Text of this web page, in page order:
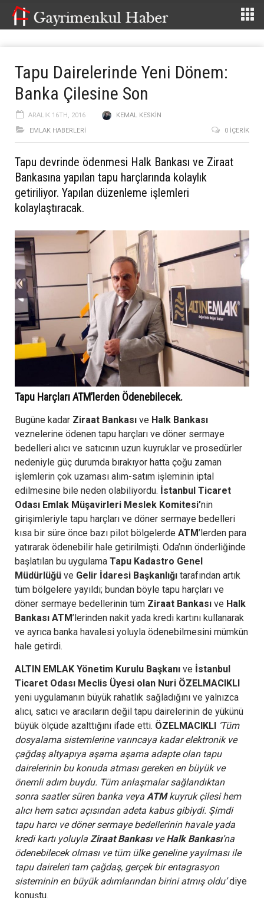
Tapu Dairelerinde Yeni Dönem:
Banka Çilesine Son
ARALIK 16TH, 2016
KEMAL KESKIN
EMLAK HABERLERI
0 İÇERIK
Tapu devrinde ödenmesi Halk Bankası ve Ziraat
Bankasına yapılan tapu harçlarında kolaylık
getiriliyor. Yapılan düzenleme işlemleri
kolaylaştıracak.
Tapu Harçları ATM’lerden Ödenebilecek.
Bugüne kadar Ziraat Bankası ve Halk Bankası
veznelerine ödenen tapu harçları ve döner sermaye
bedelleri alıcı ve satıcının uzun kuyruklar ve prosedürler
nedeniyle güç durumda bırakıyor hatta çoğu zaman
işlemlerin çok uzaması alım-satım işleminin iptal
edilmesine bile neden olabiliyordu. İstanbul Ticaret
Odası Emlak Müşavirleri Meslek Komitesi’nin
girişimleriyle tapu harçları ve döner sermaye bedelleri
kısa bir süre önce bazı pilot bölgelerde ATM’lerden para
yatırarak ödenebilir hale getirilmişti. Oda’nın önderliğinde
başlatılan bu uygulama Tapu Kadastro Genel
Müdürlüğü ve Gelir İdaresi Başkanlığı tarafından artık
tüm bölgelere yayıldı; bundan böyle tapu harçları ve
döner sermaye bedellerinin tüm Ziraat Bankası ve Halk
Bankası ATM’lerinden nakit yada kredi kartını kullanarak
ve ayrıca banka havalesi yoluyla ödenebilmesini mümkün
hale getirdi.
ALTIN EMLAK Yönetim Kurulu Başkanı ve İstanbul
Ticaret Odası Meclis Üyesi olan Nuri ÖZELMACIKLI
yeni uygulamanın büyük rahatlık sağladığını ve yalnızca
alıcı, satıcı ve aracıların değil tapu dairelerinin de yükünü
büyük ölçüde azalttığını ifade etti. ÖZELMACIKLI ‘Tüm
dosyalama sistemlerine varıncaya kadar elektronik ve
çağdaş altyapıya aşama aşama adapte olan tapu
dairelerinin bu konuda atması gereken en büyük ve
önemli adım buydu. Tüm anlaşmalar sağlandıktan
sonra saatler süren banka veya ATMkuyruk çilesi hem
alıcı hem satıcı açısından adeta kabus gibiydi. Şimdi
tapu harcı ve döner sermaye bedellerinin havale yada
kredi kartı yoluyla Ziraat BankasıveHalk Bankası’na
ödenebilecek olması ve tüm ülke geneline yayılması ile
tapu daireleri tam çağdaş, gerçek bir entagrasyon
sisteminin en büyük adımlarından birini atmış oldu’diye
konuştu.